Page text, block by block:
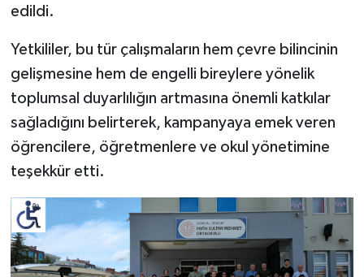
edildi.
Yetkililer, bu tür çalışmaların hem çevre bilincinin
gelişmesine hem de engelli bireylere yönelik
toplumsal duyarlılığın artmasına önemli katkılar
sağladığını belirterek, kampanyaya emek veren
öğrencilere, öğretmenlere ve okul yönetimine
teşekkür etti.